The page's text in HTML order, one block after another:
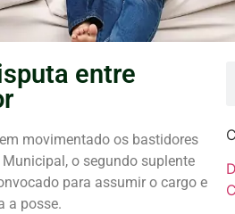
entre
movimentado os bastidores
o segundo suplente
para assumir o cargo e
a posse.